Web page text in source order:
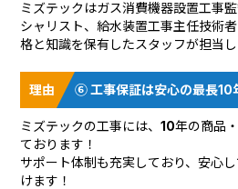
ミズテックはガス消費機器設置工事
シャリスト、給水装置工事主任技術
格と知識を保有したスタッフが担当し
⑥ 工事保証は安心の最長10
ミズテックの工事には、10年の商品
ております！
サポート体制も充実しており、安心
けます！